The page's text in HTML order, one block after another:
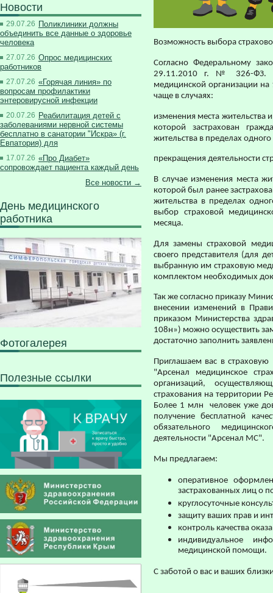
Новости
29.07.26 Поликлиники должны
объединить все данные о здоровье
человека
27.07.26 Опрос медицинских
работников
27.07.26 «Горячая линия» по
вопросам профилактики
энтеровирусной инфекции
20.07.26 Реабилитация детей с
заболеваниями нервной системы
бесплатно в санатории "Искра» (г.
Евпатория) для
17.07.26 «Про Диабет»
сопровождает пациента каждый день
Все новости →
День медицинского
работника
Фотогалерея
Полезные ссылки
Возможность выбора
Согласно Федеральному
29.11.2010 г. № 326-ФЗ.
медицинской организации
чаще в случаях:
изменения места жительства
которой застрахован
жительства в пределах
прекращения деятельности
В случае изменения места
которой был ранее
жительства в пределах
выбор страховой
месяца.
Для замены страховой
своего представителя (для
выбранную им страховую
комплектом необходимых
Так же согласно приказу
внесении изменений в
приказом Министерства
108н») можно осуществить
достаточно заполнить
Приглашаем вас в
"Арсенал медицинское
организаций,
страхования на территории
Более 1 млн человек уже
получение бесплатной
обязательного
деятельности "Арсенал МС".
Мы предлагаем:
оперативное
застрахованных лиц о
круглосуточные
защиту ваших прав и
контроль качества
индивидуальное
медицинской помощи.
С заботой о вас и ваших